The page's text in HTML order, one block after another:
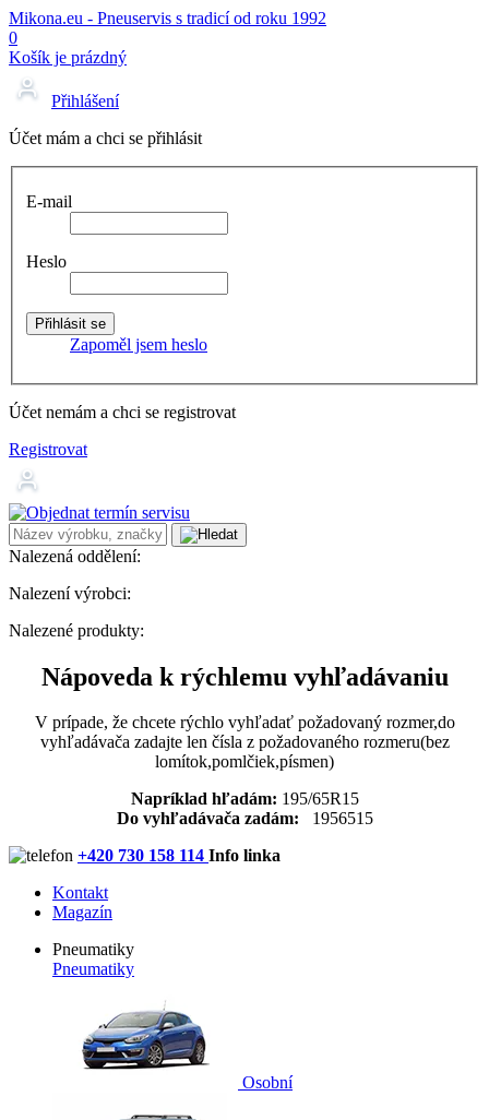
Mikona.eu - Pneuservis s tradicí od roku 1992
0
Košík je prázdný
Přihlášení
Účet mám a chci se přihlásit
E-mail
Heslo
Zapoměl jsem heslo
Účet nemám a chci se registrovat
Registrovat
Nalezená oddělení:
Nalezení výrobci:
Nalezené produkty:
Nápoveda k rýchlemu vyhľadávaniu
V prípade, že chcete rýchlo vyhľadať požadovaný rozmer,do
vyhľadávača zadajte len čísla z požadovaného rozmeru(bez
lomítok,pomlčiek,písmen)
Napríklad hľadám: 195/65R15
Do vyhľadávača zadám: 1956515
+420 730 158 114 Info linka
Kontakt
Magazín
Pneumatiky
Pneumatiky
Osobní